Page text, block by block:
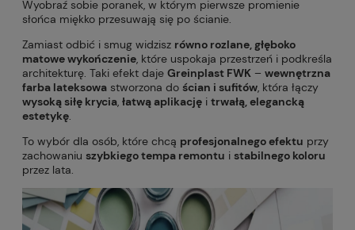
Wyobraź sobie poranek, w którym pierwsze promienie
słońca miękko przesuwają się po ścianie.
Zamiast odbić i smug widzisz równo rozlane, głęboko
matowe wykończenie, które uspokaja przestrzeń i podkreśla
architekturę. Taki efekt daje Greinplast FWK – wewnętrzna
farba lateksowa stworzona do ścian i sufitów, która łączy
wysoką siłę krycia, łatwą aplikację i trwałą, elegancką
estetykę.
To wybór dla osób, które chcą profesjonalnego efektu przy
zachowaniu szybkiego tempa remontu i stabilnego koloru
przez lata.